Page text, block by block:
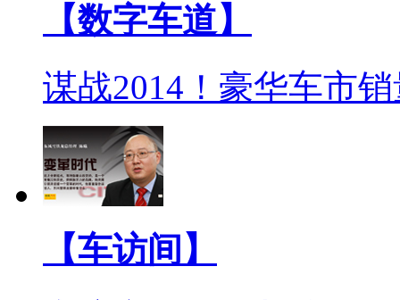
【数字车道】
谋战2014！豪华车市
【车访间】